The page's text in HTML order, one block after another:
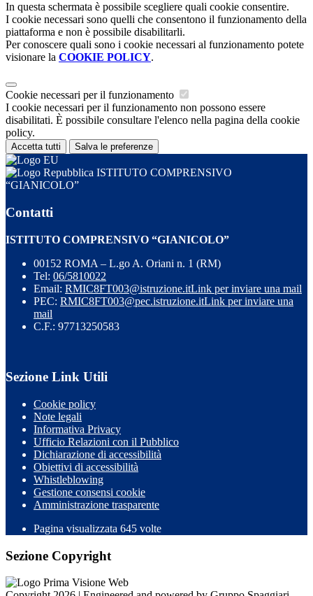
In questa schermata è possibile scegliere quali cookie consentire.
I cookie necessari sono quelli che consentono il funzionamento della
piattaforma e non è possibile disabilitarli.
Per conoscere quali sono i cookie necessari al funzionamento potete
visionare la COOKIE POLICY.
Cookie necessari per il funzionamento
I cookie necessari per il funzionamento non possono essere
disabilitati. È possibile consultare l'elenco nella pagina della cookie
policy.
Accetta tutti Salva le preferenze
ISTITUTO COMPRENSIVO
“GIANICOLO”
Contatti
ISTITUTO COMPRENSIVO “GIANICOLO”
00152 ROMA – L.go A. Oriani n. 1 (RM)
Tel: 06/5810022
Email: RMIC8FT003@istruzione.itLink per inviare una mail
PEC: RMIC8FT003@pec.istruzione.itLink per inviare una
mail
C.F.: 97713250583
Sezione Link Utili
Cookie policy
Note legali
Informativa Privacy
Ufficio Relazioni con il Pubblico
Dichiarazione di accessibilità
Obiettivi di accessibilità
Whistleblowing
Gestione consensi cookie
Amministrazione trasparente
Pagina visualizzata 645 volte
Sezione Copyright